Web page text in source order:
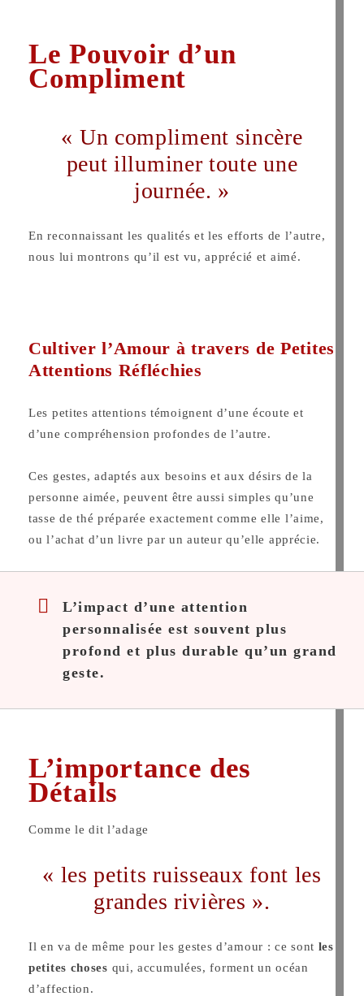
Le Pouvoir d’un
Compliment
« Un compliment sincère
peut illuminer toute une
journée. »
En reconnaissant les qualités et les efforts de l’autre,
nous lui montrons qu’il est vu, apprécié et aimé.
Cultiver l’Amour à travers de Petites
Attentions Réfléchies
Les petites attentions témoignent d’une écoute et
d’une compréhension profondes de l’autre.
Ces gestes, adaptés aux besoins et aux désirs de la
personne aimée, peuvent être aussi simples qu’une
tasse de thé préparée exactement comme elle l’aime,
ou l’achat d’un livre par un auteur qu’elle apprécie.
L’impact d’une attention
personnalisée est souvent plus
profond et plus durable qu’un grand
geste.
L’importance des
Détails
Comme le dit l’adage
« les petits ruisseaux font les
grandes rivières ».
Il en va de même pour les gestes d’amour : ce sont les
petites choses qui, accumulées, forment un océan
d’affection.